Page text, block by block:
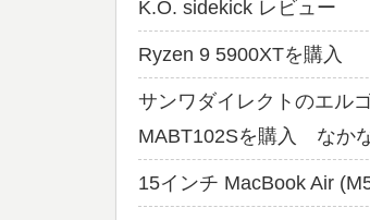
K.O. sidekick レビュー
Ryzen 9 5900XTを購入
サンワダイレクトのエル
MABT102Sを購入 なか
15インチ MacBook Air